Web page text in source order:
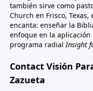
también sirve como
Church en Frisco,
encanta: enseñar la
enfoque en la
programa radialInsight
Contact Visión
Zazueta